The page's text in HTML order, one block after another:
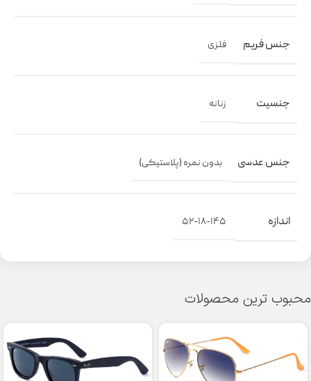
جنس فریم فلزی
جنسیت زنانه
جنس عدسی بدون نمره (پلاستیکی)
اندازه ۵۲-۱۸-۱۴۵
محبوب ترین محصولات